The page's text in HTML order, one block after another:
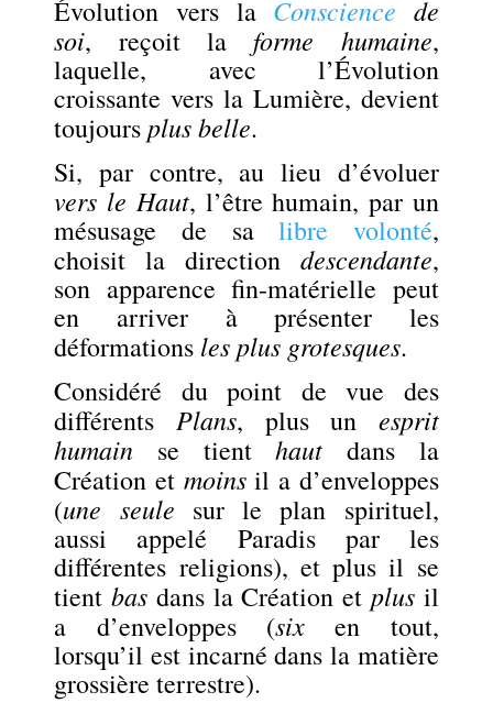
Évolution vers la Conscience de
soi, reçoit la forme humaine,
laquelle, avec l’Évolution
croissante vers la Lumière, devient
toujoursplus belle.
Si, par contre, au lieu d’évoluer
vers le Haut, l’être humain, par un
mésusage de salibre volonté,
choisit la direction descendante,
son apparence fin-matérielle peut
en arriver à présenter les
déformations les plus grotesques.
Considéré du point de vue des
différents Plans, plus un esprit
humain se tienthaut dans la
Création et moinsil a d’enveloppes
(une seule sur le plan spirituel,
aussi appelé Paradis par les
différentes religions), et plus il se
tientbas dans la Création et plusil
a d’enveloppes (six en tout,
lorsqu’il est incarné dans la matière
grossière terrestre).